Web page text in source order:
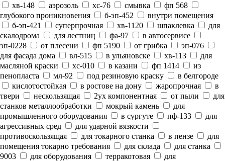
хв-148
аэрозоль хс-76 смывка
фп 568
глубокого проникновения
б-эп-452
внутри помещения
б-эп-421
суперпрочная хв-1120 шпаклевка
для
скалодрома
для лестниц фа-97
в автосервисе
эп-0228
от плесени фп 5190 от грибка
эп-076
для фасада дома
вл-515 в ульяновске хв-113
для
масляной краски
хс-010 в казани фп 1414
из
пенопласта
мл-92 под резиновую краску
в белгороде
кислотостойкая
в ростове на дону жаропрочная
в
твери
нескользящая 2ух компонентная от пыли
для
станков металлообработки
мокрый камень
для
промышленного оборудования
в сургуте пф-133
для
агрессивных сред
для ударной вязкости
противоскользящая
для токарного станка в пензе
для
помещения токарно требования
для склада
для станка
9003
для оборудования терракотовая
для